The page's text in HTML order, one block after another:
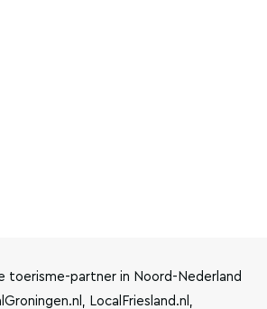
toerisme-partner in Noord-Nederland
LocalFriesland.nl,